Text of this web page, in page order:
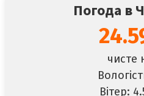
Погода в
чисте
Вітер: